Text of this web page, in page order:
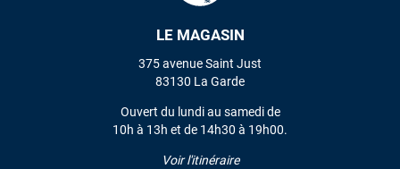
LE MAGASIN
375 avenue Saint Just
83130 La Garde
Ouvert du lundi au samedi de
10h à 13h et de 14h30 à 19h00.
Voir l'itinéraire
VOIR TOUS LES AVIS
LAISSER UN AVIS